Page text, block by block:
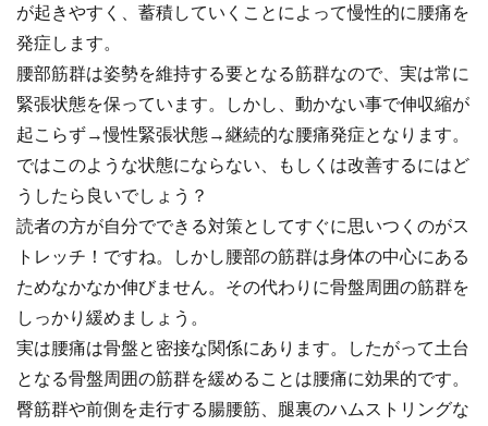
が起きやすく、蓄積していくことによって慢性的に腰痛を
発症します。
腰部筋群は姿勢を維持する要となる筋群なので、実は常に
緊張状態を保っています。しかし、動かない事で伸収縮が
起こらず→慢性緊張状態→継続的な腰痛発症となります。
ではこのような状態にならない、もしくは改善するにはど
うしたら良いでしょう？
読者の方が自分でできる対策としてすぐに思いつくのがス
トレッチ！ですね。しかし腰部の筋群は身体の中心にある
ためなかなか伸びません。その代わりに骨盤周囲の筋群を
しっかり緩めましょう。
実は腰痛は骨盤と密接な関係にあります。したがって土台
となる骨盤周囲の筋群を緩めることは腰痛に効果的です。
臀筋群や前側を走行する腸腰筋、腿裏のハムストリングな